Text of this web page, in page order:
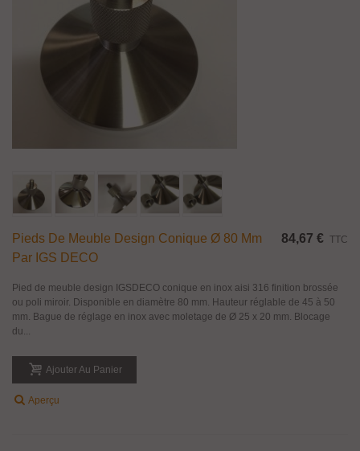
Pieds De Meuble Design Conique Ø 80 Mm
Par IGS DECO
84,67 € TTC
Pied de meuble design IGSDECO conique en inox aisi 316 finition brossée
ou poli miroir. Disponible en diamètre 80 mm. Hauteur réglable de 45 à 50
mm. Bague de réglage en inox avec moletage de Ø 25 x 20 mm. Blocage
du...
Ajouter Au Panier
Aperçu